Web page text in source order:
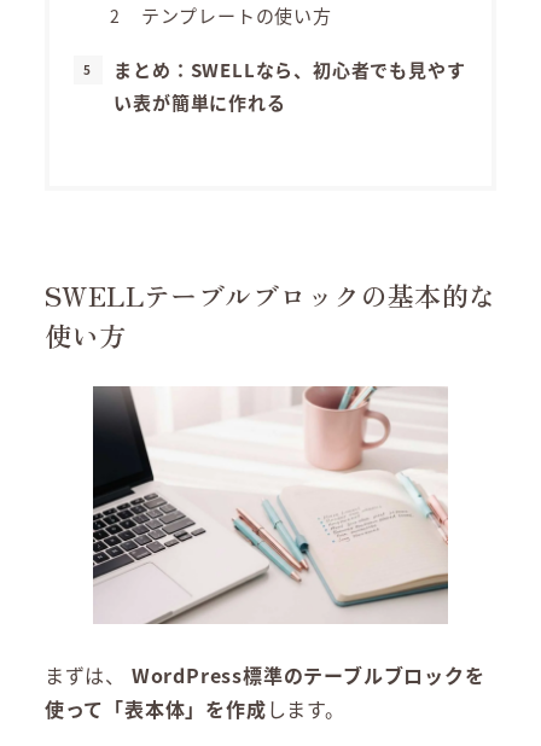
テンプレートの使い方
まとめ：SWELLなら、初心者でも見やす
い表が簡単に作れる
SWELLテーブルブロックの基本的な
使い方
まずは、 WordPress標準のテーブルブロックを
使って「表本体」を作成します。